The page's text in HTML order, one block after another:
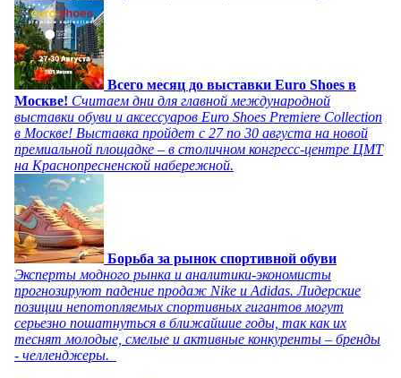
Всего месяц до выставки Euro Shoes в
Москве! Считаем дни для главной международной
выставки обуви и аксессуаров Euro Shoes Premiere Collection
в Москве! Выставка пройдет с 27 по 30 августа на новой
премиальной площадке – в столичном конгресс-центре ЦМТ
на Краснопресненской набережной.
Борьба за рынок спортивной обуви
Эксперты модного рынка и аналитики-экономисты
прогнозируют падение продаж Nike и Adidas. Лидерские
позиции непотопляемых спортивных гигантов могут
серьезно пошатнуться в ближайшие годы, так как их
теснят молодые, смелые и активные конкуренты – бренды
- челленджеры.